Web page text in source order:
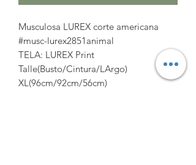
Musculosa LUREX corte americana
#musc-lurex2851animal
TELA: LUREX Print
Talle(Busto/Cintura/LArgo)
XL(96cm/92cm/56cm)